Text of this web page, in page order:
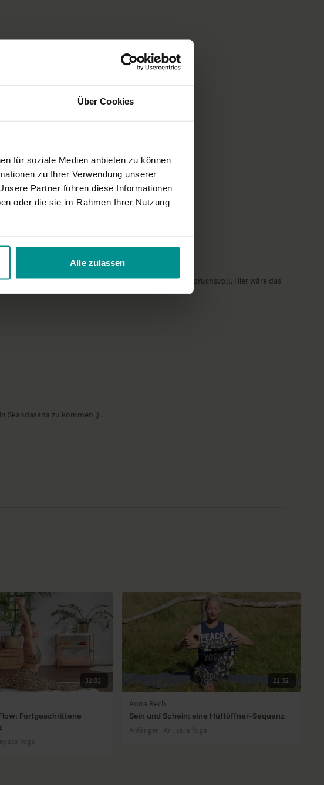
Über Cookies
für soziale Medien anbieten zu können
zu Ihrer Verwendung unserer
Partner führen diese Informationen
oder die sie im Rahmen Ihrer Nutzung
Alle zulassen
Die letzte Haltung ist je nach Hüftgelenk sehr anspruchsvoll. Hier wäre das
Skandasana zu kommen ;) .
32:03
Fortgeschrittene
Yoga
21:32
Anna Rech
Sein und Schein: eine Hüftöffner-Sequenz
Anfänger | Anusara Yoga